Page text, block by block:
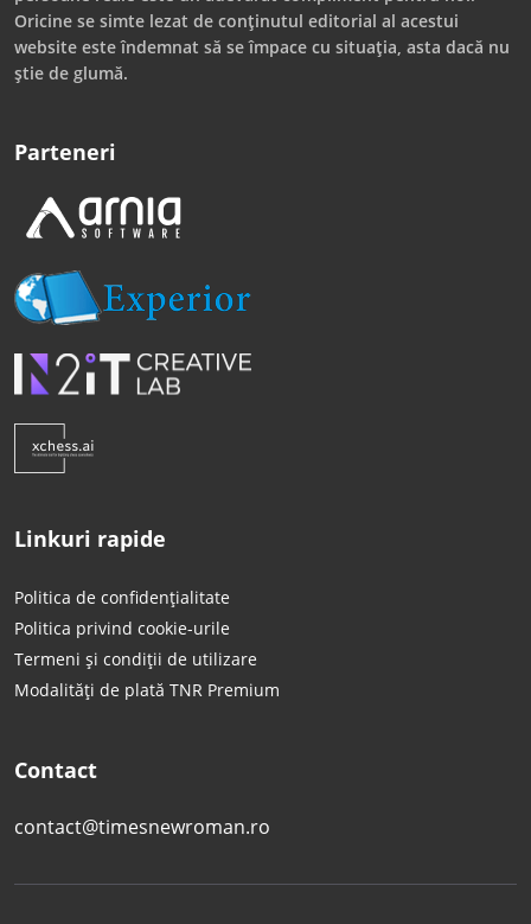
Oricine se simte lezat de conținutul editorial al acestui
website este îndemnat să se împace cu situația, asta dacă nu
știe de glumă.
Parteneri
Linkuri rapide
Politica de confidențialitate
Politica privind cookie-urile
Termeni și condiții de utilizare
Modalități de plată TNR Premium
Contact
contact@timesnewroman.ro